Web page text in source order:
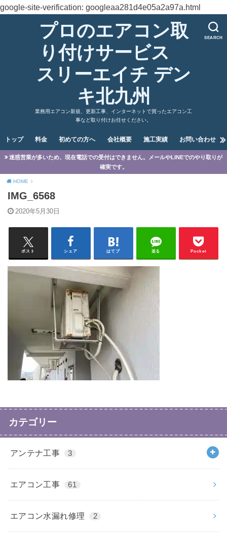
google-site-verification: googleaa281d4e05a2a97a.html
SEARCH
プロのエアコン取
り付けサービス
スリーエイチ デン
キ北九州
業務用エアコン新規、更新工事、インターネットで買ったエアコン工
事など取り付けお任せください。
トップ 料金 初めての方へ 会社概要 施工実績 お問い合わせ
迷惑営業が多いため、現在電話での受付はできません。メールやLINEでのやり取りが
確実です。
HOME
IMG_6568
2020年5月30日
ポスト シェア はてブ 送る Pocket
カテゴリー
アンテナ工事 3
エアコン工事 61
エアコン水漏れ修理 2